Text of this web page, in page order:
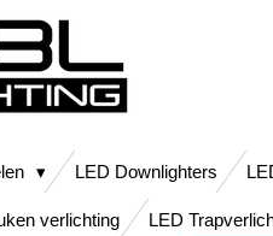
LED Downlighters
verlichting LED